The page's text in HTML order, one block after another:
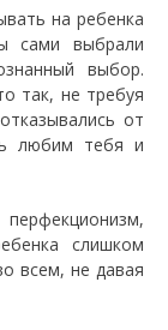
на ребенка
сами выбрали
выбор.
так, не требуя
от
любим тебя и
перфекционизм,
слишком
всем, не давая